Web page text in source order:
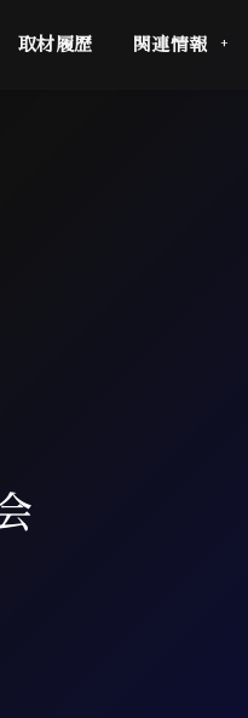
取材履歴 関連情報